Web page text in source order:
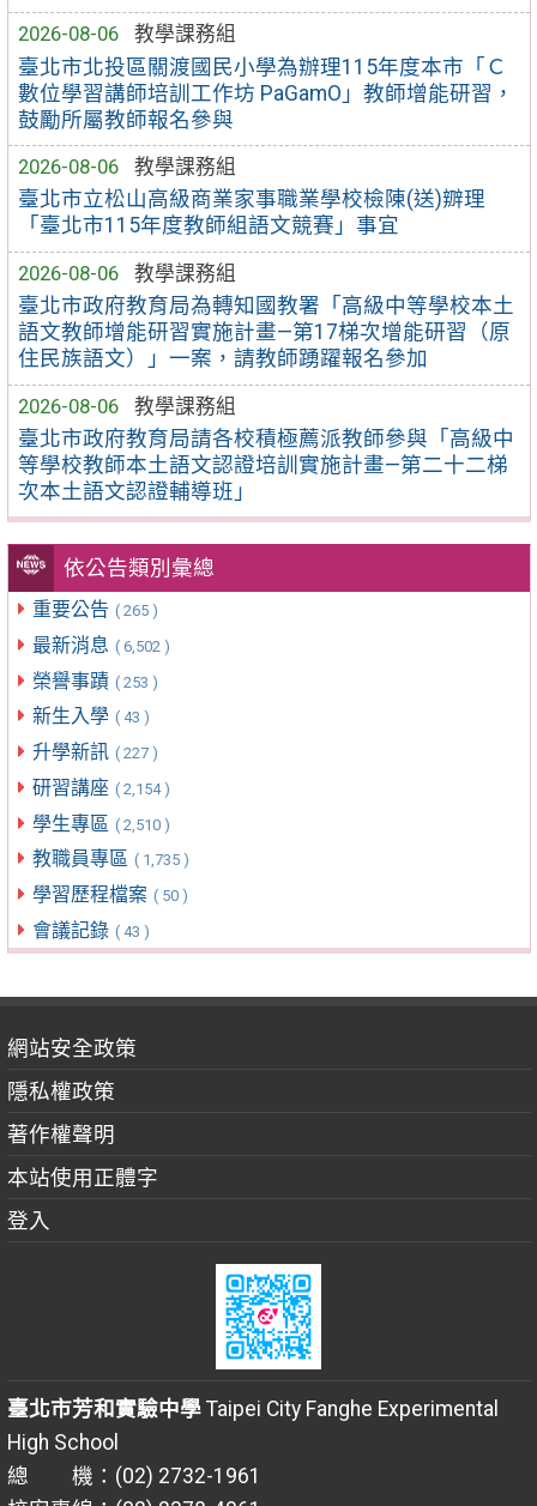
2026-08-06
教學課務組
臺北市北投區關渡國民小學為辦理115年度本市「Ｃ
數位學習講師培訓工作坊 PaGamO」教師增能研習，
鼓勵所屬教師報名參與
2026-08-06
教學課務組
臺北市立松山高級商業家事職業學校檢陳(送)辧理
「臺北市115年度教師組語文競賽」事宜
2026-08-06
教學課務組
臺北市政府教育局為轉知國教署「高級中等學校本土
語文教師增能研習實施計畫—第17梯次增能研習（原
住民族語文）」一案，請教師踴躍報名參加
2026-08-06
教學課務組
臺北市政府教育局請各校積極薦派教師參與「高級中
等學校教師本土語文認證培訓實施計畫—第二十二梯
次本土語文認證輔導班」
依公告類別彙總
重要公告 ( 265 )
最新消息 ( 6,502 )
榮譽事蹟 ( 253 )
新生入學 ( 43 )
升學新訊 ( 227 )
研習講座 ( 2,154 )
學生專區 ( 2,510 )
教職員專區 ( 1,735 )
學習歷程檔案 ( 50 )
會議記錄 ( 43 )
網站安全政策
隱私權政策
著作權聲明
本站使用正體字
登入
臺北市芳和實驗中學Taipei City Fanghe Experimental
High School
總 機：(02) 2732-1961